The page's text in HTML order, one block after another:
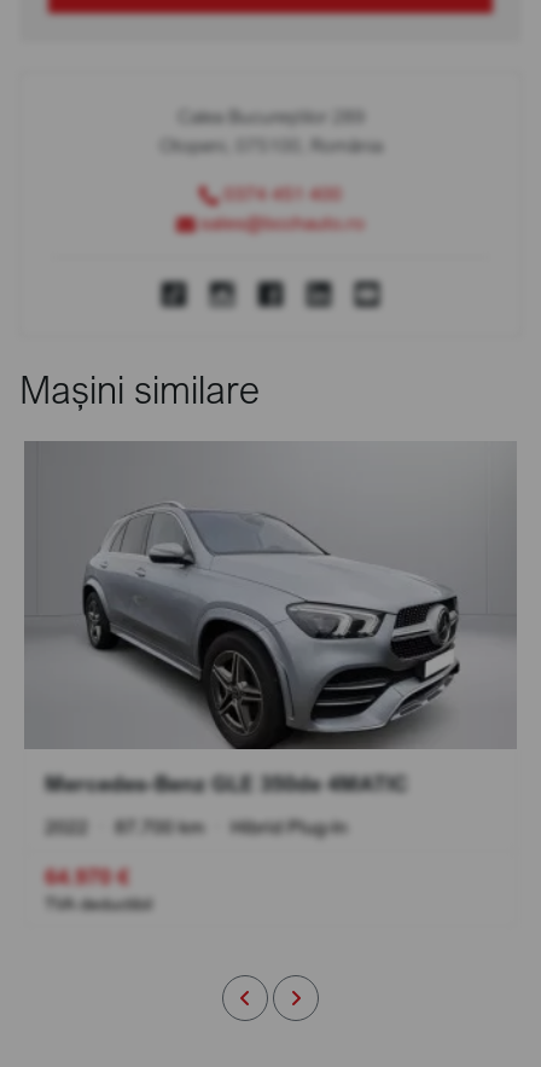
Calea Bucureștilor 289
Otopeni, 075100, România
0374 451 400
sales@bcchauto.ro
Mașini similare
Mercedes-Benz GLE 350de 4MATIC
2022 87.700 km Hibrid Plug-In
64.970 €
TVA deductibil